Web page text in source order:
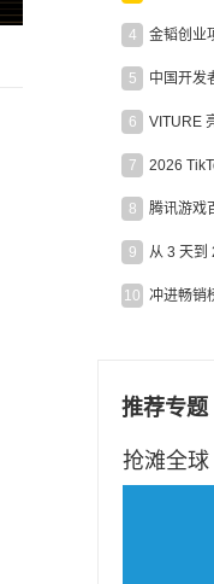
4
5 中国开发
6
7
8
9
10
推荐专题
抢滩全球